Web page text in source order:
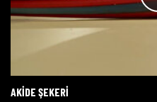
AKIDE ŞEKERI